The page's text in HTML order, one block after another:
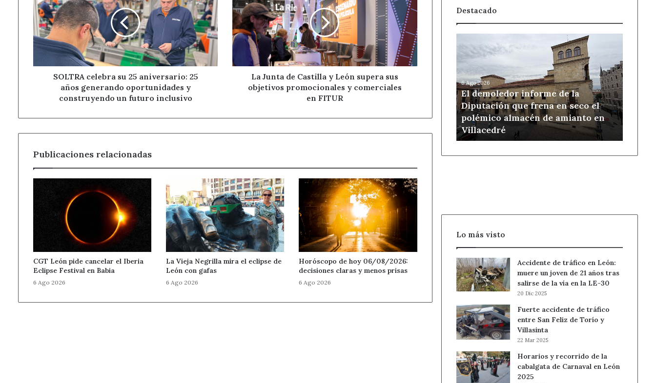
su
25
aniversario:
25
años
generando
oportunidades
construyendo
inclusivo
SOLTRA celebra su 25 aniversario: 25
años generando oportunidades y
construyendo un futuro inclusivo
de
Castilla
y
León
supera
objetivos
promocionales
FITUR
La Junta de Castilla y León supera sus
objetivos promocionales y comerciales
en FITUR
Publicaciones relacionadas
CGT León pide cancelar el Iberia
Eclipse Festival en Babia
6 Ago 2026
La Vieja Negrilla mira el eclipse de
León con gafas
6 Ago 2026
Horóscopo de hoy 06/08/2026:
decisiones claras y menos prisas
6 Ago 2026
Destacado
demoledor
informe
de
la
Diputación
que
frena
en
seco
el
6 Ago 2026
El demoledor informe de la
Diputación que frena en seco el
polémico almacén de amianto en
Villacedré
Lo más visto
Accidente de tráfico en León:
muere un joven de 21 años tras
salirse de la vía en la LE-30
20 Dic 2025
Fuerte accidente de tráfico
entre San Feliz de Torío y
Villasinta
22 Mar 2025
Horarios y recorrido de la
cabalgata de Carnaval en León
2025